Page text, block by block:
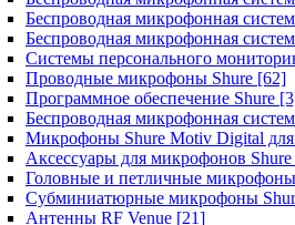
Беспроводная микрофонная
Беспроводная микрофонная
Системы персонального
Проводные микрофоны Shure [62]
Программное обеспечение Shure
Беспроводная микрофонная
Микрофоны Shure Motiv Digital для
Аксессуары для микрофонов Shure
Головные и петличные
Субминиатюрные микрофоны
Антенны RF Venue [21]